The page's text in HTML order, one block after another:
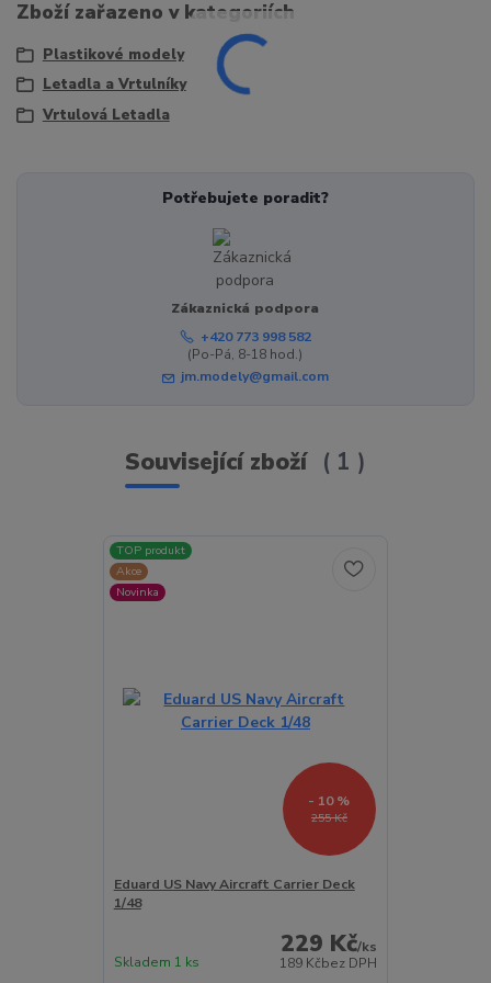
Zboží zařazeno v kategoriích
Plastikové modely
Letadla a Vrtulníky
Vrtulová Letadla
Potřebujete poradit?
Zákaznická podpora
+420 773 998 582
(Po-Pá, 8-18 hod.)
jm.modely@gmail.com
Související zboží 1
TOP produkt
Akce
Novinka
255 Kč
- 10 %
Eduard US Navy Aircraft Carrier Deck
1/48
229 Kč/ks
189 Kčbez DPH
Skladem 1 ks